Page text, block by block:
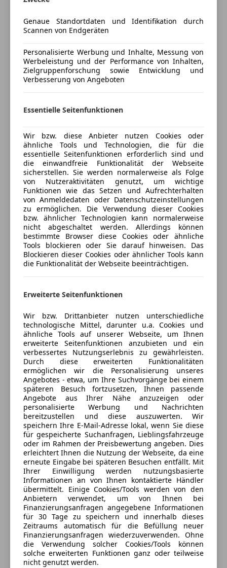
Unterhaltung/Media
Android Auto
Apple CarPlay
USB
Volldigitales Kombiinstrument
ABS
Beifahrerairbag
Fahrerairbag
Fernlichtassistent
Isofix
LED-Scheinwerfer
Müdigkeitswarnsystem
Notbremsassistent
Notrufsystem
Reifendruckkontrollsystem
Servolenkung
Spurhalteassistent
Verkehrszeichenerkennung
Zentralverriegelung
Anhängerkupplung
Dachreling
Innenspiegel automatisch abblendend
Pannenkit
Versicherung
Versicherungsschutz an Ihre Bedürfnisse
anpassen
Auto einfach online versichern & Rabatt holen
Jetzt berechnen
Verkäufer Händler
Porsche Oberwart
Sternebewertung 5 von 5
5Sterne
(100% Weiterempfehlungen)
Anbieter auf AutoScout24 seit 2021
Geschlossen
Wiener Straße 93,
7400 Oberwart, AT
Kontakt
Alle Fahrzeuge des Anbieters
Anbieter kontaktieren
Deine Nachricht
Eintauschwagen: Kaufen und verkaufen in nur einem
Schritt
Genaue Standortdaten und Identifikation durch
Scannen von Endgeräten
Personalisierte Werbung und Inhalte, Messung von
Werbeleistung und der Performance von Inhalten,
Zielgruppenforschung sowie Entwicklung und
Verbesserung von Angeboten
Essentielle Seitenfunktionen
Wir bzw. diese Anbieter nutzen Cookies oder
ähnliche Tools und Technologien, die für die
essentielle Seitenfunktionen erforderlich sind und
die einwandfreie Funktionalität der Webseite
sicherstellen. Sie werden normalerweise als Folge
von Nutzeraktivitäten genutzt, um wichtige
Funktionen wie das Setzen und Aufrechterhalten
von Anmeldedaten oder Datenschutzeinstellungen
zu ermöglichen. Die Verwendung dieser Cookies
bzw. ähnlicher Technologien kann normalerweise
nicht abgeschaltet werden. Allerdings können
bestimmte Browser diese Cookies oder ähnliche
Tools blockieren oder Sie darauf hinweisen. Das
Blockieren dieser Cookies oder ähnlicher Tools kann
die Funktionalität der Webseite beeinträchtigen.
Erweiterte Seitenfunktionen
Wir bzw. Drittanbieter nutzen unterschiedliche
technologische Mittel, darunter u.a. Cookies und
ähnliche Tools auf unserer Webseite, um Ihnen
erweiterte Seitenfunktionen anzubieten und ein
verbessertes Nutzungserlebnis zu gewährleisten.
Durch diese erweiterten Funktionalitäten
ermöglichen wir die Personalisierung unseres
Angebotes - etwa, um Ihre Suchvorgänge bei einem
späteren Besuch fortzusetzen, Ihnen passende
Angebote aus Ihrer Nähe anzuzeigen oder
personalisierte Werbung und Nachrichten
bereitzustellen und diese auszuwerten. Wir
speichern Ihre E-Mail-Adresse lokal, wenn Sie diese
für gespeicherte Suchanfragen, Lieblingsfahrzeuge
oder im Rahmen der Preisbewertung angeben. Dies
erleichtert Ihnen die Nutzung der Webseite, da eine
erneute Eingabe bei späteren Besuchen entfällt. Mit
Ihrer Einwilligung werden nutzungsbasierte
Informationen an von Ihnen kontaktierte Händler
übermittelt. Einige Cookies/Tools werden von den
Anbietern verwendet, um von Ihnen bei
Finanzierungsanfragen angegebene Informationen
für 30 Tage zu speichern und innerhalb dieses
Zeitraums automatisch für die Befüllung neuer
Finanzierungsanfragen wiederzuverwenden. Ohne
die Verwendung solcher Cookies/Tools können
solche erweiterten Funktionen ganz oder teilweise
nicht genutzt werden.